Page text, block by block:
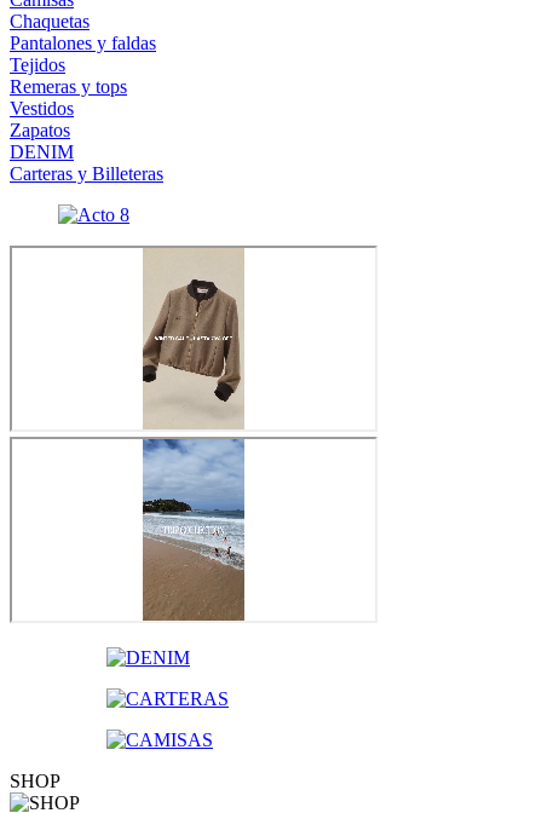
Chaquetas
Pantalones y faldas
Tejidos
Remeras y tops
Vestidos
Zapatos
DENIM
Carteras y Billeteras
SHOP